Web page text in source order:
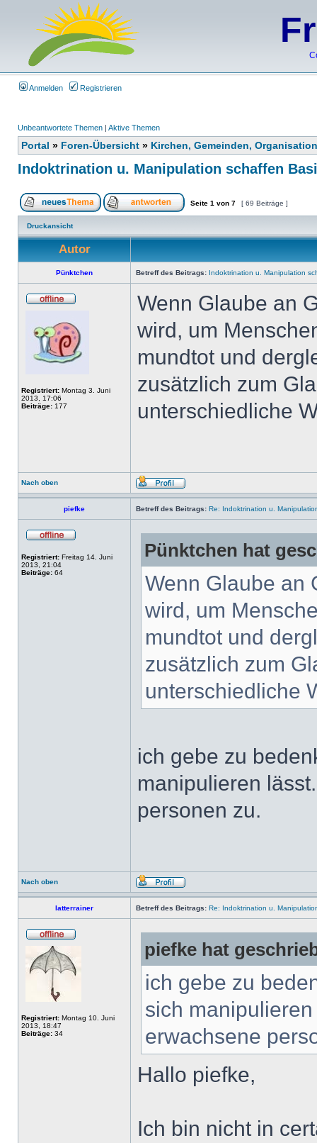
Anmelden Registrieren
Unbeantwortete Themen | Aktive Themen
Portal » Foren-Übersicht » Kirchen, Gemeinden,
Indoktrination u. Manipulation schaffen
Seite 1 von 7 [ 69 Beiträge ]
Druckansicht
Autor
Pünktchen Betreff des Beitrags: Indoktrination u. Manipulation
Registriert: Montag 3. Juni
2013, 17:06
Beiträge: 177
Wenn Glaube an
wird, um
mundtot und
zusätzlich zum
unterschiedliche
Nach oben
piefke Betreff des Beitrags: Re: Indoktrination u.
Registriert: Freitag 14. Juni
2013, 21:04
Beiträge: 64
Pünktchen hat
Wenn Glaube an
wird, um
mundtot und
zusätzlich zum
unterschiedliche
ich gebe zu
manipulieren
personen zu.
Nach oben
latterrainer Betreff des Beitrags: Re: Indoktrination u.
Registriert: Montag 10. Juni
2013, 18:47
Beiträge: 34
piefke hat
ich gebe zu
sich
erwachsene
Hallo piefke,
Ich bin nicht in